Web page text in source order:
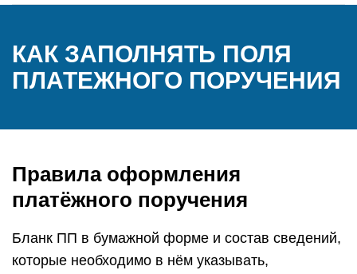
КАК ЗАПОЛНЯТЬ ПОЛЯ
ПЛАТЕЖНОГО ПОРУЧЕНИЯ
Правила оформления
платёжного поручения
Бланк ПП в бумажной форме и состав сведений,
которые необходимо в нём указывать,